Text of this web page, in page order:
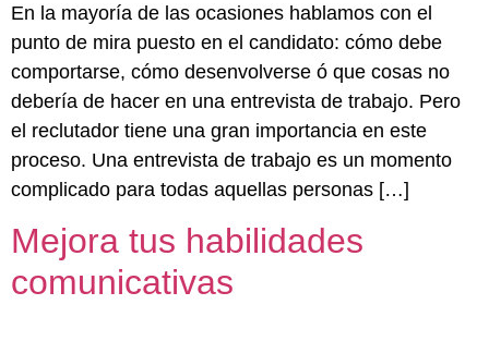
En la mayoría de las ocasiones hablamos con el
punto de mira puesto en el candidato: cómo debe
comportarse, cómo desenvolverse ó que cosas no
debería de hacer en una entrevista de trabajo. Pero
el reclutador tiene una gran importancia en este
proceso. Una entrevista de trabajo es un momento
complicado para todas aquellas personas […]
Mejora tus habilidades
comunicativas